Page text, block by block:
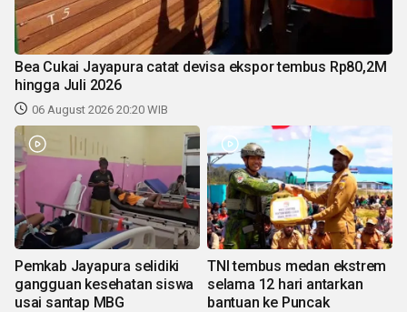
Bea Cukai Jayapura catat devisa ekspor tembus Rp80,2M
hingga Juli 2026
06 August 2026 20:20 WIB
Pemkab Jayapura selidiki
gangguan kesehatan siswa
usai santap MBG
TNI tembus medan ekstrem
selama 12 hari antarkan
bantuan ke Puncak